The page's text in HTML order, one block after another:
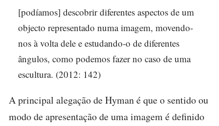
[podíamos] descobrir diferentes aspectos de um
objecto representado numa imagem, movendo-
nos à volta dele e estudando-o de diferentes
ângulos, como podemos fazer no caso de uma
escultura. (2012: 142)
A principal alegação de Hyman é que o sentido ou
modo de apresentação de uma imagem é definido